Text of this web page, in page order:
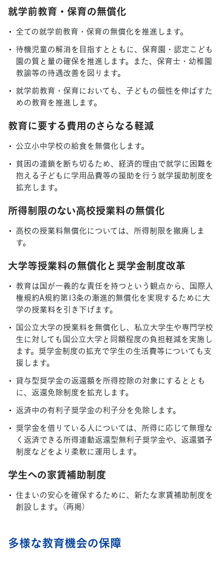
就学前教育・保育の無償化
全ての就学前教育・保育の無償化を推進します。
待機児童の解消を目指すとともに、保育園・認定こども
園の質と量の確保を推進します。また、保育士・幼稚園
教諭等の待遇改善を図ります。
就学前教育・保育においても、子どもの個性を伸ばすた
めの教育を推進します。
教育に要する費用のさらなる軽減
公立小中学校の給食を無償化します。
貧困の連鎖を断ち切るため、経済的理由で就学に困難を
抱える子どもに学用品費等の援助を行う就学援助制度を
拡充します。
所得制限のない高校授業料の無償化
高校の授業料無償化については、所得制限を撤廃しま
す。
大学等授業料の無償化と奨学金制度改革
教育は国が一義的な責任を持つという観点から、国際人
権規約A規約第13条の漸進的無償化を実現するために大
学の授業料を引き下げます。
国公立大学の授業料を無償化し、私立大学生や専門学校
生に対しても国公立大学と同額程度の負担軽減を実施し
ます。奨学金制度の拡充で学生の生活費等についても支
援します。
貸与型奨学金の返還額を所得控除の対象にするととも
に、返還免除制度を拡充します。
返済中の有利子奨学金の利子分を免除します。
奨学金を借りている人については、所得に応じて無理な
く返済できる所得連動返還型無利子奨学金や、返還猶予
制度などをより柔軟に運用します。
学生への家賃補助制度
住まいの安心を確保するために、新たな家賃補助制度を
創設します。（再掲）
多様な教育機会の保障